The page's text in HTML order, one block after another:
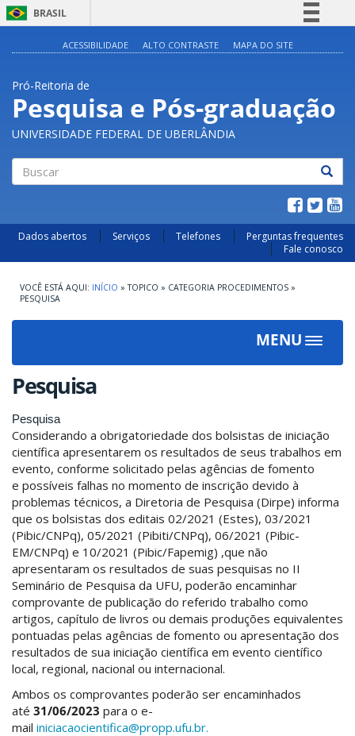
BRASIL
Acesso à informação
Legislação
Canais
ACESSIBILIDADE ALTO CONTRASTE MAPA DO SITE
Pró-Reitoria de
Pesquisa e Pós-graduação
UNIVERSIDADE FEDERAL DE UBERLÂNDIA
Dados abertos Serviços Telefones
Perguntas frequentes
Fale conosco
INÍCIO » TOPICO » CATEGORIA PROCEDIMENTOS »
PESQUISA
MENU
Toggle
Pesquisa
Pesquisa
Considerando a obrigatoriedade dos bolsistas de iniciação
científica apresentarem os resultados de seus trabalhos em
evento, conforme solicitado pelas agências de fomento
e possíveis falhas no momento de inscrição devido à
problemas técnicos, a Diretoria de Pesquisa (Dirpe) informa
que os bolsistas dos editais 02/2021 (Estes), 03/2021
(Pibic/CNPq), 05/2021 (Pibiti/CNPq), 06/2021 (Pibic-
EM/CNPq) e 10/2021 (Pibic/Fapemig) ,que não
apresentaram os resultados de suas pesquisas no II
Seminário de Pesquisa da UFU, poderão encaminhar
comprovante de publicação do referido trabalho como
artigos, capítulo de livros ou demais produções equivalentes
pontuadas pelas agências de fomento ou apresentação dos
resultados de sua iniciação científica em evento científico
local, regional, nacional ou internacional.
Ambos os comprovantes poderão ser encaminhados
até 31/06/2023 para o e-
mail iniciacaocientifica@propp.ufu.br.